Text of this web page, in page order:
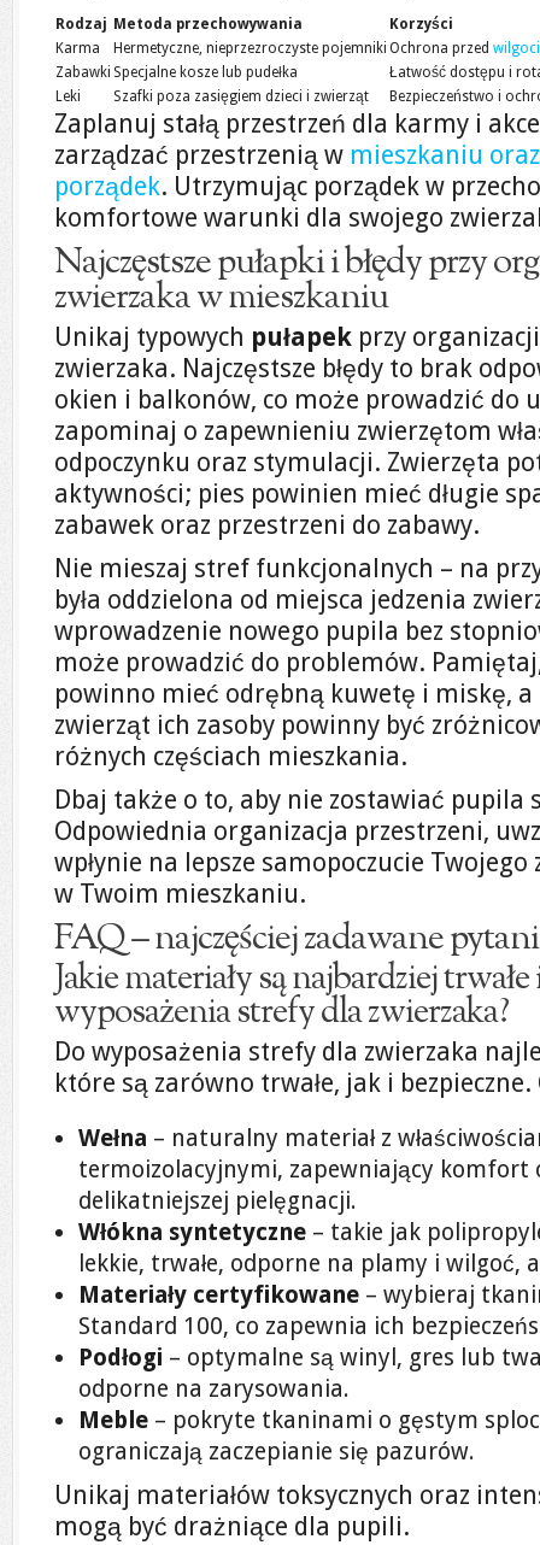
Rodzaj Metoda przechowywania
Korzyści
Karma
Hermetyczne, nieprzezroczyste pojemniki Ochrona przed
Zabawki Specjalne kosze lub pudełka
Łatwość dostępu i
Leki
Szafki poza zasięgiem dzieci i zwierząt Bezpieczeństwo i
Zaplanuj stałą przestrzeń dla karmy i
zarządzać przestrzenią w mieszkaniu
porządek. Utrzymując porządek w
komfortowe warunki dla swojego
Najczęstsze pułapki i błędy przy
zwierzaka w mieszkaniu
Unikaj typowych pułapek przy
zwierzaka. Najczęstsze błędy to brak
okien i balkonów, co może prowadzić do
zapominaj o zapewnieniu zwierzętom
odpoczynku oraz stymulacji. Zwierzęta
aktywności; pies powinien mieć długie
zabawek oraz przestrzeni do zabawy.
Nie mieszaj stref funkcjonalnych – na
była oddzielona od miejsca jedzenia
wprowadzenie nowego pupila bez
może prowadzić do problemów.
powinno mieć odrębną kuwetę i miskę, a
zwierząt ich zasoby powinny być
różnych częściach mieszkania.
Dbaj także o to, aby nie zostawiać pupila
Odpowiednia organizacja przestrzeni,
wpłynie na lepsze samopoczucie
w Twoim mieszkaniu.
FAQ – najczęściej zadawane
Jakie materiały są najbardziej
wyposażenia strefy dla zwierzaka?
Do wyposażenia strefy dla zwierzaka
które są zarówno trwałe, jak i
Wełna – naturalny materiał z
termoizolacyjnymi, zapewniający komfort
delikatniejszej pielęgnacji.
Włókna syntetyczne – takie jak
lekkie, trwałe, odporne na plamy i wilgoć,
Materiały certyfikowane – wybieraj
Standard 100, co zapewnia ich
Podłogi – optymalne są winyl, gres lub
odporne na zarysowania.
Meble – pokryte tkaninami o gęstym
ograniczają zaczepianie się pazurów.
Unikaj materiałów toksycznych oraz
mogą być drażniące dla pupili.